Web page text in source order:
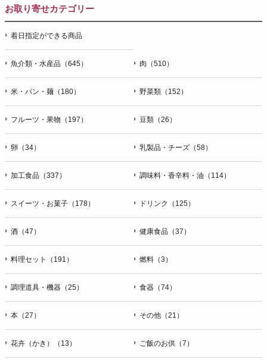
お取り寄せカテゴリー
着日指定ができる商品
魚介類・水産品（645） 肉（510）
米・パン・麺（180） 野菜類（152）
フルーツ・果物（197） 豆類（26）
卵（34） 乳製品・チーズ（58）
加工食品（337） 調味料・香辛料・油（114）
スイーツ・お菓子（178） ドリンク（125）
酒（47） 健康食品（37）
料理セット（191） 燃料（3）
調理道具・機器（25） 食器（74）
本（27） その他（21）
花卉（かき）（13） ご飯のお供（7）